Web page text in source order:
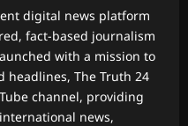
digital news platform
fact-based journalism
with a mission to
headlines, The Truth 24
channel, providing
news,